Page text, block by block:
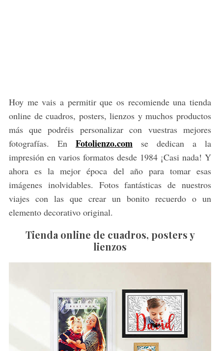
Hoy me vais a permitir que os recomiende una tienda
online de cuadros, posters, lienzos y muchos productos
más que podréis personalizar con vuestras mejores
fotografías. En Fotolienzo.comse dedican a la
impresión en varios formatos desde 1984 ¡Casi nada! Y
ahora es la mejor época del año para tomar esas
imágenes inolvidables. Fotos fantásticas de nuestros
viajes con las que crear un bonito recuerdo o un
elemento decorativo original.
Tienda online de cuadros, posters y
lienzos